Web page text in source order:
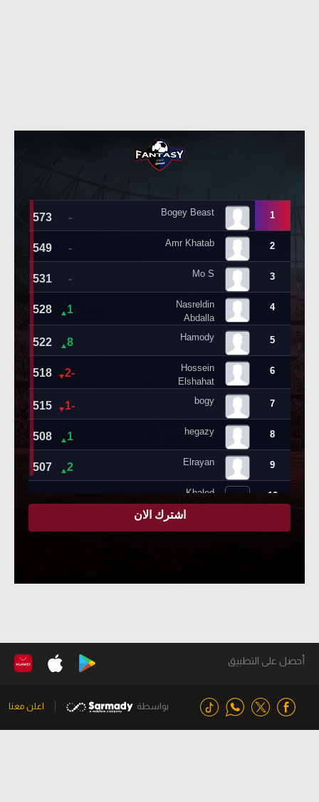
أحصل على التطبيق
بواسطة اعلن معنا